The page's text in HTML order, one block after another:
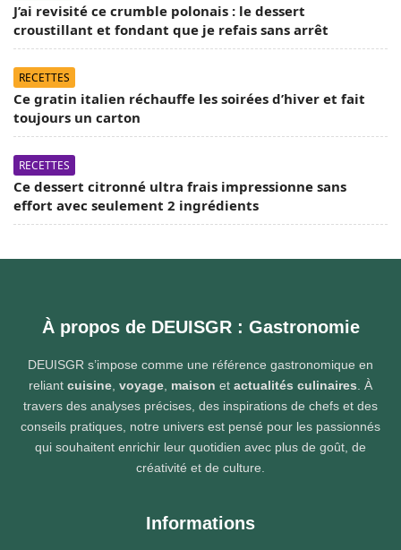
J’ai revisité ce crumble polonais : le dessert
croustillant et fondant que je refais sans arrêt
RECETTES
Ce gratin italien réchauffe les soirées d’hiver et fait
toujours un carton
RECETTES
Ce dessert citronné ultra frais impressionne sans
effort avec seulement 2 ingrédients
À propos de DEUISGR : Gastronomie
DEUISGR s’impose comme une référence gastronomique en
reliant cuisine voyage maison et actualités culinaires . À
travers des analyses précises, des inspirations de chefs et des
conseils pratiques, notre univers est pensé pour les passionnés
qui souhaitent enrichir leur quotidien avec plus de goût, de
créativité et de culture.
Informations